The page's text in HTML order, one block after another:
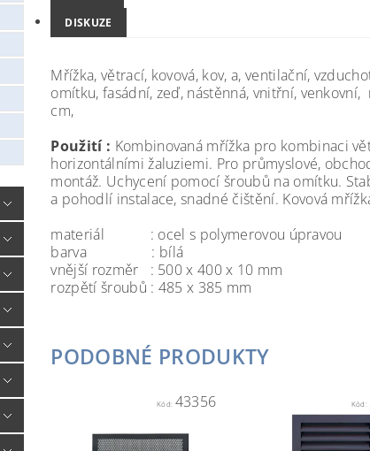
DISKUZE
Mřížka, větrací, kovová, kov, a, ventilační,
omítku, fasádní, zeď, nástěnná, vnitřní,
cm,
Použití : Kombinovaná mřížka pro kombinaci
horizontálními žaluziemi. Pro průmyslové,
montáž. Uchycení pomocí šroubů na omítku.
a pohodlí instalace, snadné čištění. Kovová
materiál : ocel s polymerovou úpravou
barva : bílá
vnější rozměr : 500 x 400 x 10 mm
rozpětí šroubů : 485 x 385 mm
PODOBNÉ PRODUKTY
Kód: 43356 Kód: